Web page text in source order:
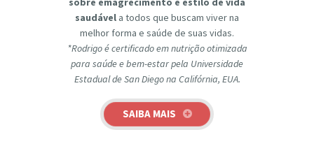
saudável a todos que buscam viver na
melhor forma e saúde de suas vidas.
*Rodrigo é certificado em nutrição otimizada
para saúde e bem-estar pela Universidade
Estadual de San Diego na Califórnia, EUA.
SAIBA MAIS